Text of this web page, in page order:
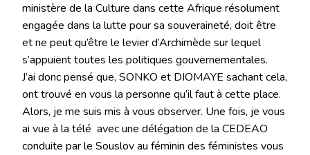
ministère de la Culture dans cette Afrique résolument
engagée dans la lutte pour sa souveraineté, doit être
et ne peut qu’être le levier d’Archimède sur lequel
s’appuient toutes les politiques gouvernementales.
J’ai donc pensé que, SONKO et DIOMAYE sachant cela,
ont trouvé en vous la personne qu’il faut à cette place.
Alors, je me suis mis à vous observer. Une fois, je vous
ai vue à la télé avec une délégation de la CEDEAO
conduite par le Souslov au féminin des féministes vous